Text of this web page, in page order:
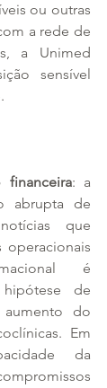
ou outras
a rede de
a Unimed
sensível
financeira: a
abrupta de
que
operacionais
é
de
do
Em
da